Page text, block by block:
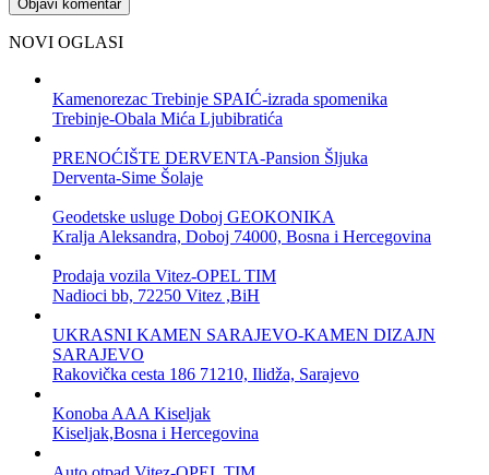
NOVI OGLASI
Kamenorezac Trebinje SPAIĆ-izrada spomenika
Trebinje-Obala Mića Ljubibratića
PRENOĆIŠTE DERVENTA-Pansion Šljuka
Derventa-Sime Šolaje
Geodetske usluge Doboj GEOKONIKA
Kralja Aleksandra, Doboj 74000, Bosna i Hercegovina
Prodaja vozila Vitez-OPEL TIM
Nadioci bb, 72250 Vitez ,BiH
UKRASNI KAMEN SARAJEVO-KAMEN DIZAJN
SARAJEVO
Rakovička cesta 186 71210, Ilidža, Sarajevo
Konoba AAA Kiseljak
Kiseljak,Bosna i Hercegovina